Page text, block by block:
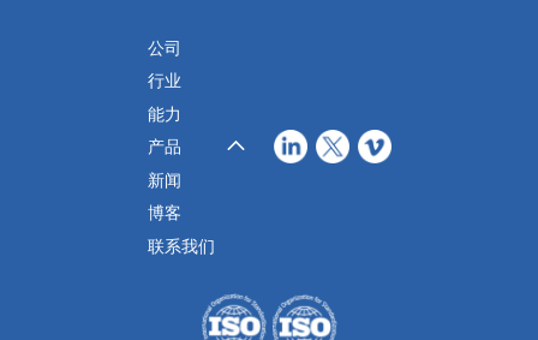
公司
行业
能力
产品
新闻
博客
联系我们